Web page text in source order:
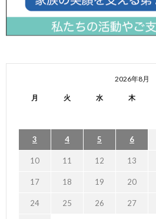
2026年8月
月 火 水 木
3 4 5 6
10 11 12 13
17 18 19 20
24 25 26 27